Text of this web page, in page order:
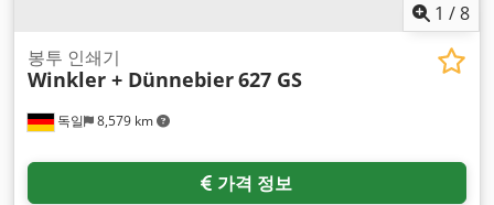
1 /8
독일 8,579 km
봉투 인쇄기
Winkler + Dünnebier627 GS
가격 정보